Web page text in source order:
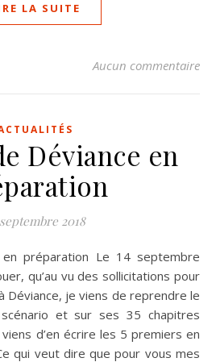
LA SUITE
Aucun commentaire
Déviance en
2018
qu’au vu des sollicitations pour
Déviance, je viens de reprendre le
et sur ses 35 chapitres
d’en écrire les 5 premiers en
qui veut dire que pour vous mes